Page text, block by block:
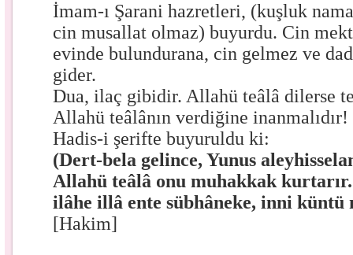
İmam-ı Şarani hazretleri, (kuşluk
cin musallat olmaz) buyurdu. Cin
evinde bulundurana, cin gelmez ve
gider.
Dua, ilaç gibidir. Allahü teâlâ dilerse
Allahü teâlânın verdiğine inanmalıdır!
Hadis-i şerifte buyuruldu ki:
(Dert-bela gelince, Yunus
Allahü teâlâ onu muhakkak
ilâhe illâ ente sübhâneke, inni
[Hakim]